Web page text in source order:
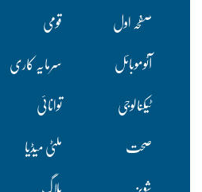
صفحہ اول قومی
آٹوموبائل
سرمایہ کاری
ٹیکنالوجی
توانائی
صحت
ملٹی میڈیا